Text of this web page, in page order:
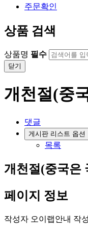
주문확인
상품 검색
상품명 필수
닫기
개천절(중
댓글
게시판 리스트 옵션
목록
개천절(중국은
페이지 정보
작성자 오이랩안내 작